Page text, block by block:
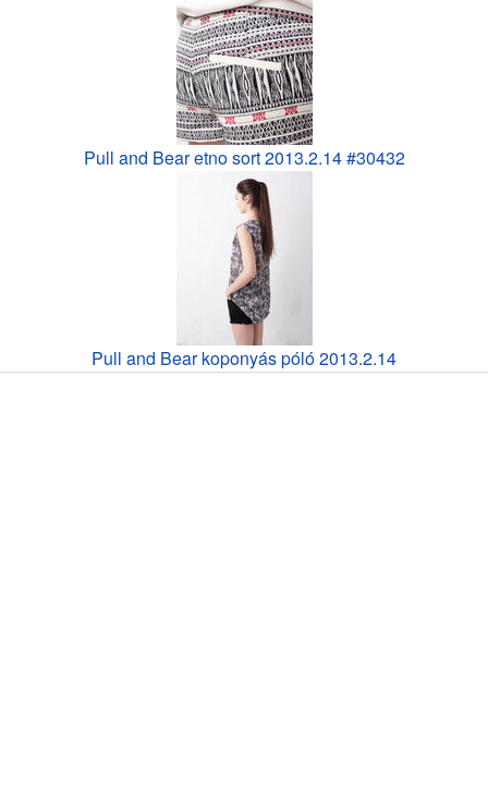
Pull and Bear etno sort 2013.2.14 #30432
Pull and Bear koponyás póló 2013.2.14